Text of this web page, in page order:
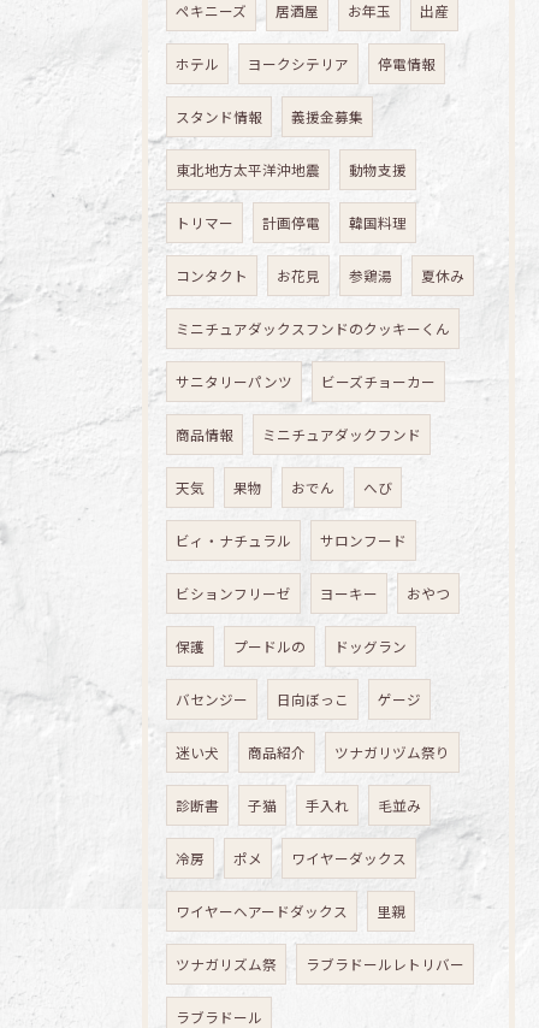
ペキニーズ 居酒屋 お年玉 出産
ホテル ヨークシテリア 停電情報
スタンド情報 義援金募集
東北地方太平洋沖地震 動物支援
トリマー 計画停電 韓国料理
コンタクト お花見 参鶏湯 夏休み
ミニチュアダックスフンドのクッキーくん
サニタリーパンツ ビーズチョーカー
商品情報 ミニチュアダックフンド
天気 果物 おでん へび
ビィ・ナチュラル サロンフード
ビションフリーゼ ヨーキー おやつ
保護 プードルの ドッグラン
バセンジー 日向ぼっこ ゲージ
迷い犬 商品紹介 ツナガリヅム祭り
診断書 子猫 手入れ 毛並み
冷房 ポメ ワイヤーダックス
ワイヤーヘアードダックス 里親
ツナガリズム祭 ラブラドールレトリバー
ラブラドール